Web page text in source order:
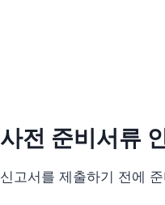
사전 준비서류
신고서를 제출하기 전에